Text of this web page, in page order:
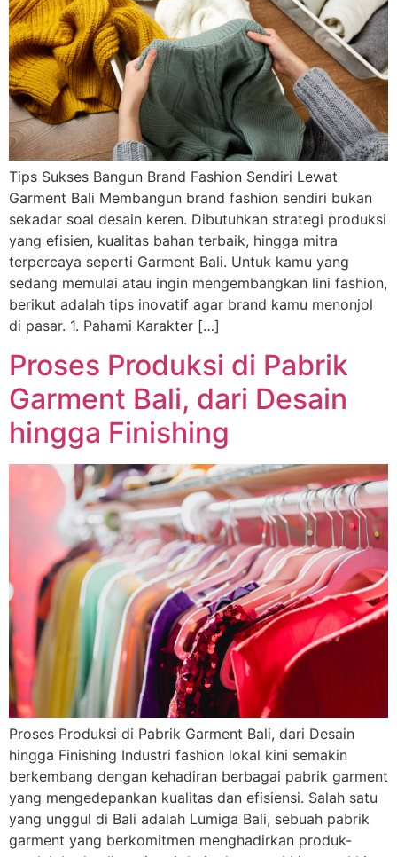
Tips Sukses Bangun Brand Fashion Sendiri Lewat
Garment Bali Membangun brand fashion sendiri bukan
sekadar soal desain keren. Dibutuhkan strategi produksi
yang efisien, kualitas bahan terbaik, hingga mitra
terpercaya seperti Garment Bali. Untuk kamu yang
sedang memulai atau ingin mengembangkan lini fashion,
berikut adalah tips inovatif agar brand kamu menonjol
di pasar. 1. Pahami Karakter […]
Proses Produksi di Pabrik
Garment Bali, dari Desain
hingga Finishing
Proses Produksi di Pabrik Garment Bali, dari Desain
hingga Finishing Industri fashion lokal kini semakin
berkembang dengan kehadiran berbagai pabrik garment
yang mengedepankan kualitas dan efisiensi. Salah satu
yang unggul di Bali adalah Lumiga Bali, sebuah pabrik
garment yang berkomitmen menghadirkan produk-